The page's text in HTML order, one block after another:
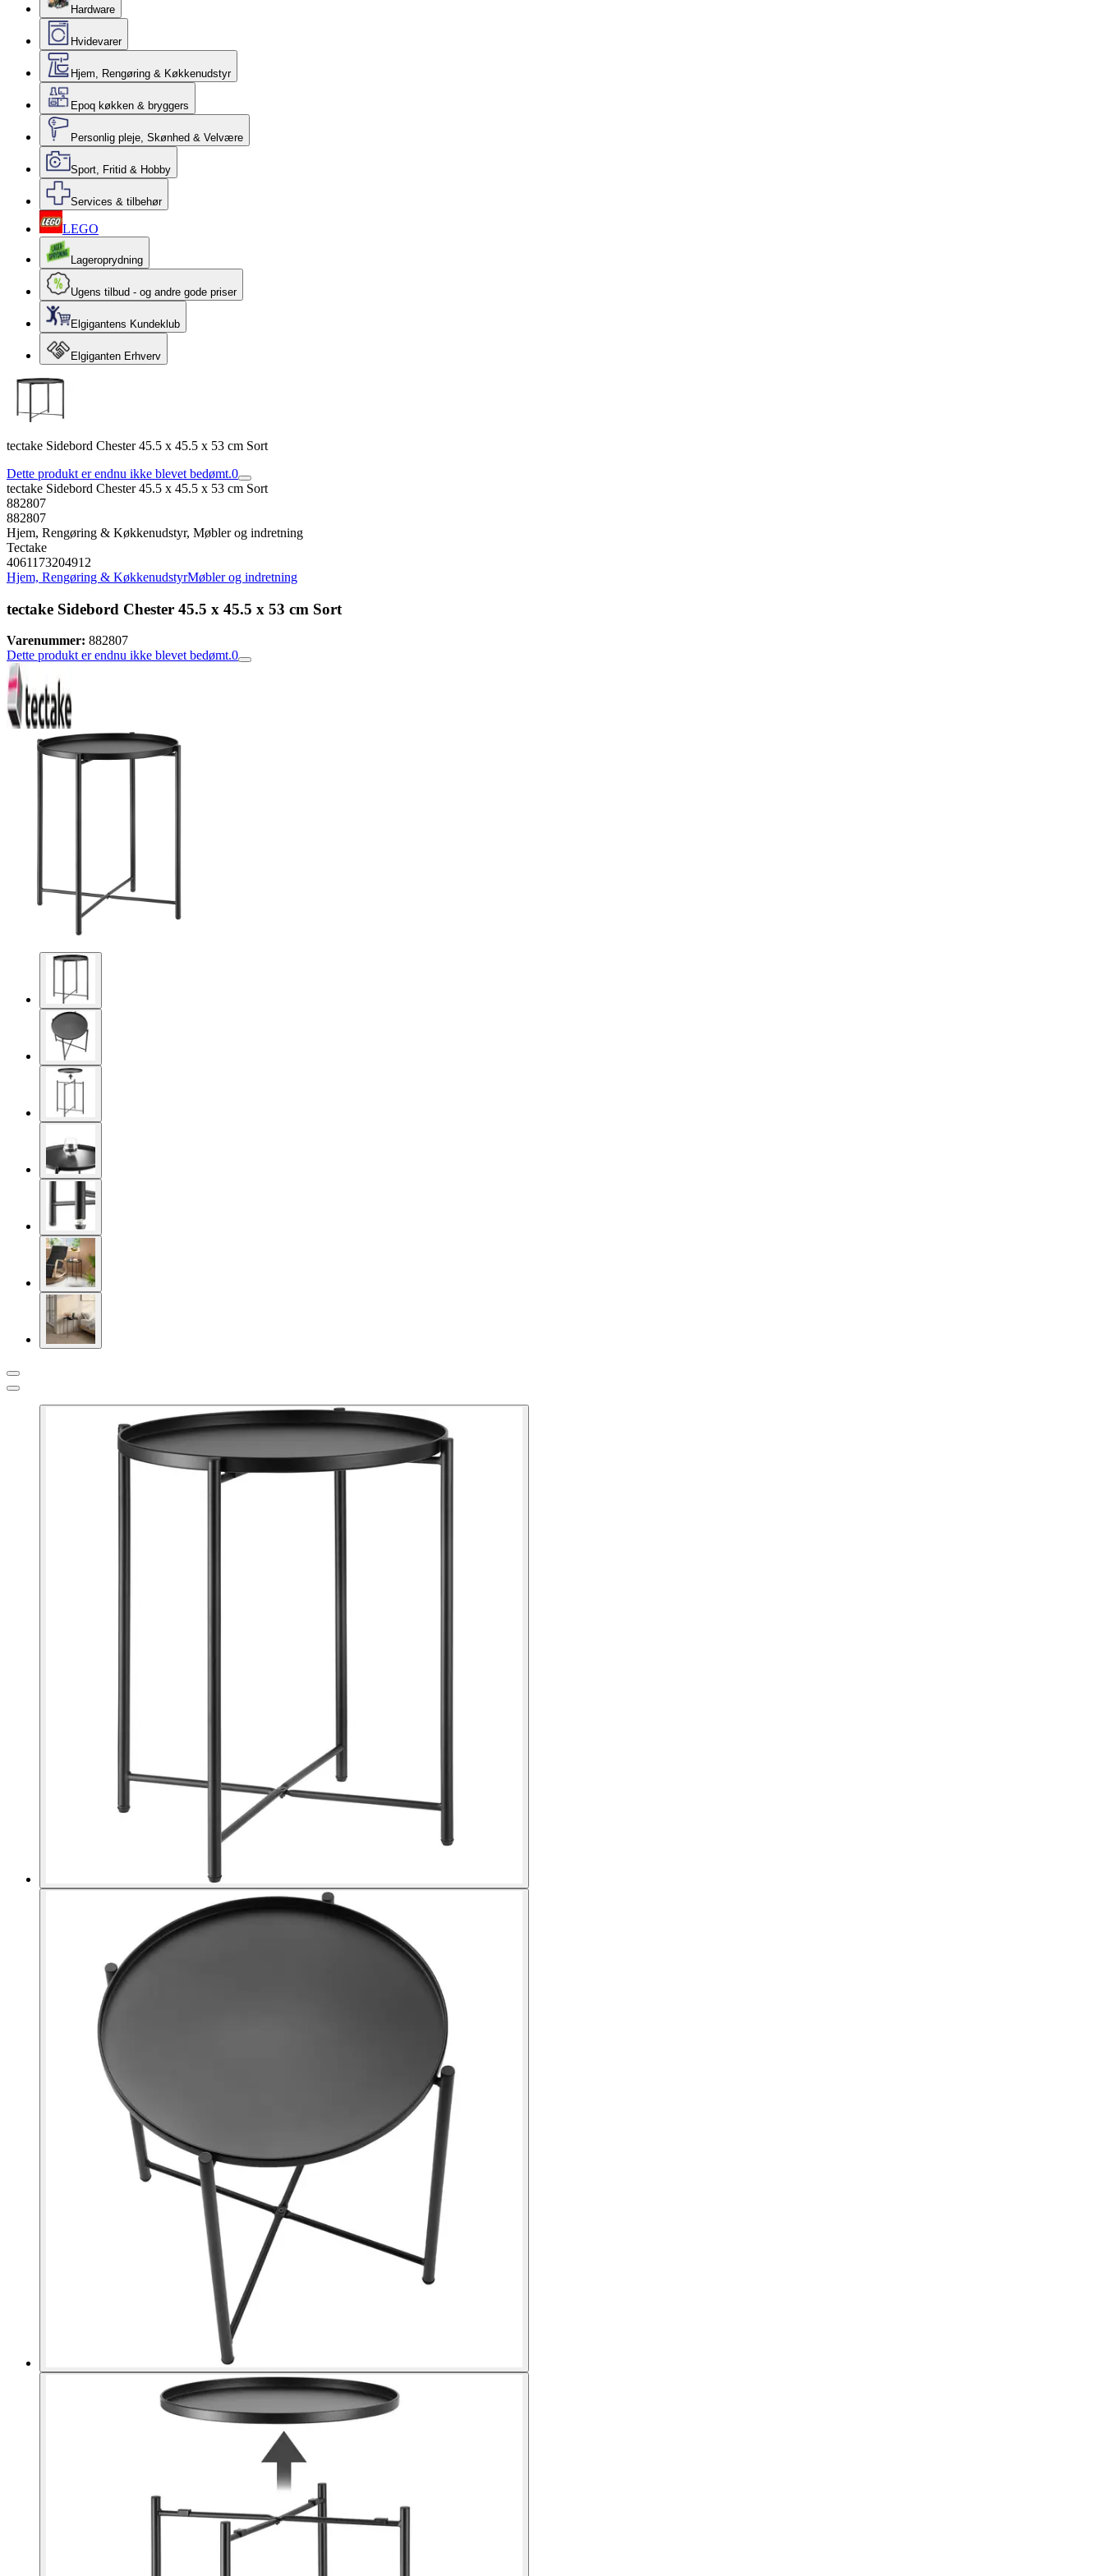
Hardware
Hvidevarer
Hjem, Rengøring & Køkkenudstyr
Epoq køkken & bryggers
Personlig pleje, Skønhed & Velvære
Sport, Fritid & Hobby
Services & tilbehør
LEGO
Lageroprydning
Ugens tilbud - og andre gode priser
Elgigantens Kundeklub
Elgiganten Erhverv
tectake Sidebord Chester 45.5 x 45.5 x 53 cm Sort
Dette produkt er endnu ikke blevet bedømt.0
tectake Sidebord Chester 45.5 x 45.5 x 53 cm Sort
882807
882807
Hjem, Rengøring & Køkkenudstyr, Møbler og indretning
Tectake
4061173204912
Hjem, Rengøring & KøkkenudstyrMøbler og indretning
tectake Sidebord Chester 45.5 x 45.5 x 53 cm Sort
Varenummer: 882807
Dette produkt er endnu ikke blevet bedømt.0